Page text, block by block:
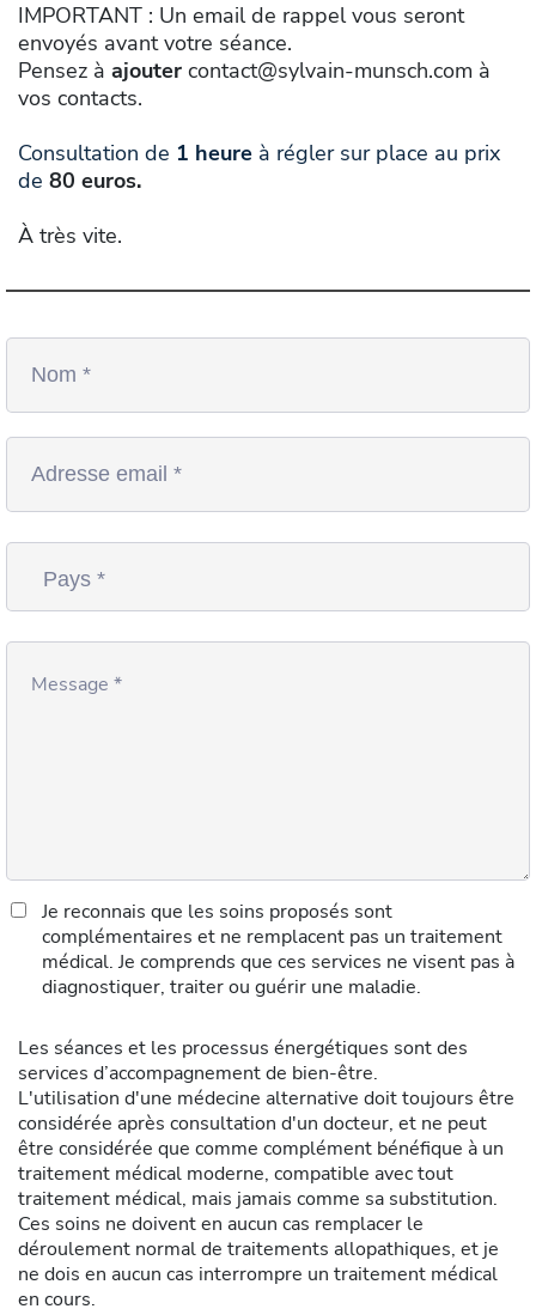
IMPORTANT : Un email de rappel vous seront
envoyés avant votre séance.
Pensez à ajouter contact@sylvain-munsch.com à
vos contacts.
Consultation de 1 heure à régler sur place au prix
de 80 euros.
À très vite.
Je reconnais que les soins proposés sont
complémentaires et ne remplacent pas un traitement
médical. Je comprends que ces services ne visent pas à
diagnostiquer, traiter ou guérir une maladie.
Les séances et les processus énergétiques sont des
services d’accompagnement de bien-être.
L'utilisation d'une médecine alternative doit toujours être
considérée après consultation d'un docteur, et ne peut
être considérée que comme complément bénéfique à un
traitement médical moderne, compatible avec tout
traitement médical, mais jamais comme sa substitution.
Ces soins ne doivent en aucun cas remplacer le
déroulement normal de traitements allopathiques, et je
ne dois en aucun cas interrompre un traitement médical
en cours.